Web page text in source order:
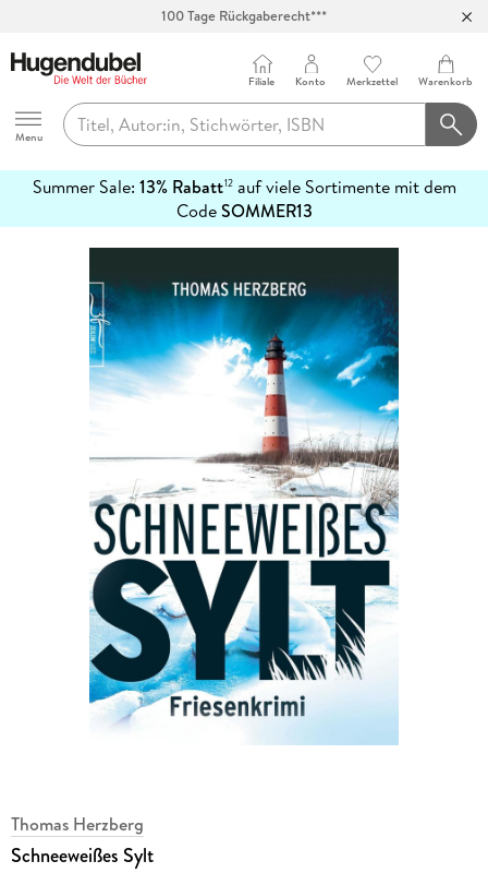
100 Tage Rückgaberecht***
Hugendubel
Menu
Filiale Konto Merkzettel Warenkorb
Summer Sale: 13% Rabatt12auf viele Sortimente mit dem
CodeSOMMER13
erfahren
Thomas Herzberg
Schneeweißes Sylt